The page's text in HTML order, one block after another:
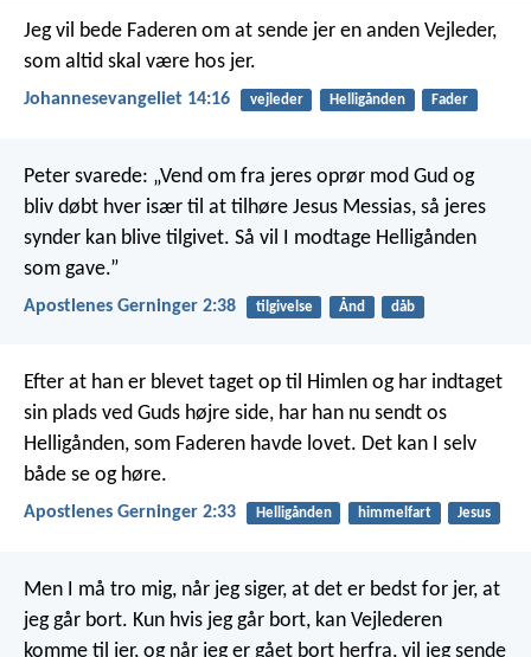
Jeg vil bede Faderen om at sende jer en anden Vejleder,
som altid skal være hos jer.
Johannesevangeliet 14:16 vejleder Helligånden Fader
Peter svarede: „Vend om fra jeres oprør mod Gud og
bliv døbt hver især til at tilhøre Jesus Messias, så jeres
synder kan blive tilgivet. Så vil I modtage Helligånden
som gave.”
Apostlenes Gerninger 2:38 tilgivelse Ånd dåb
Efter at han er blevet taget op til Himlen og har indtaget
sin plads ved Guds højre side, har han nu sendt os
Helligånden, som Faderen havde lovet. Det kan I selv
både se og høre.
Apostlenes Gerninger 2:33 Helligånden himmelfart Jesus
Men I må tro mig, når jeg siger, at det er bedst for jer, at
jeg går bort. Kun hvis jeg går bort, kan Vejlederen
komme til jer, og når jeg er gået bort herfra, vil jeg sende